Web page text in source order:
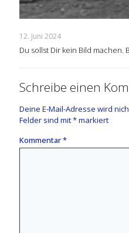
12. Juni 2024
Du sollst Dir kein Bild machen.
Schreibe einen
Deine E-Mail-Adresse wird
Felder sind mit*markiert
Kommentar*